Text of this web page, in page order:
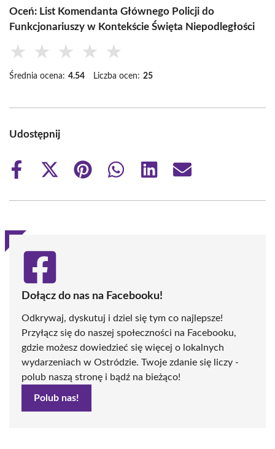
Oceń: List Komendanta Głównego Policji do
Funkcjonariuszy w Kontekście Święta Niepodległości
★ ★ ★ ★ ★
Średnia ocena: 4.54 Liczba ocen: 25
Udostępnij
Share
Share
(Twitter)
Share
Share
Share
Share
Dołącz do nas na Facebooku!
Odkrywaj, dyskutuj i dziel się tym co najlepsze!
Przyłącz się do naszej społeczności na Facebooku,
gdzie możesz dowiedzieć się więcej o lokalnych
wydarzeniach w Ostródzie. Twoje zdanie się liczy -
polub naszą stronę i bądź na bieżąco!
Polub nas!